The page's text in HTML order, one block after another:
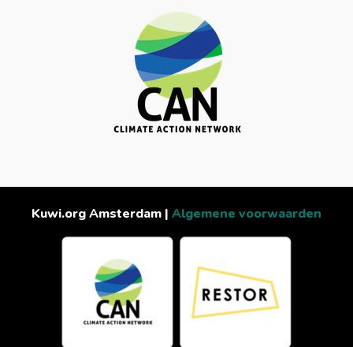
Kuwi.org Amsterdam | Algemene voorwaarden